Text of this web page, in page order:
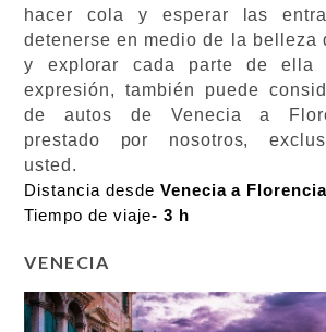
hacer cola y esperar las
detenerse en medio de la belleza
y explorar cada parte de ella
expresión, también puede
de autos de Venecia a
prestado por nosotros,
usted.
Distancia desde Venecia a
Tiempo de viaje- 3 h
VENECIA